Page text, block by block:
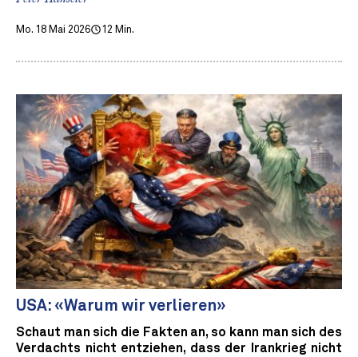
Mo. 18 Mai 2026 12 Min.
USA: «Warum wir verlieren»
Schaut man sich die Fakten an, so kann man sich des
Verdachts nicht entziehen, dass der Irankrieg nicht